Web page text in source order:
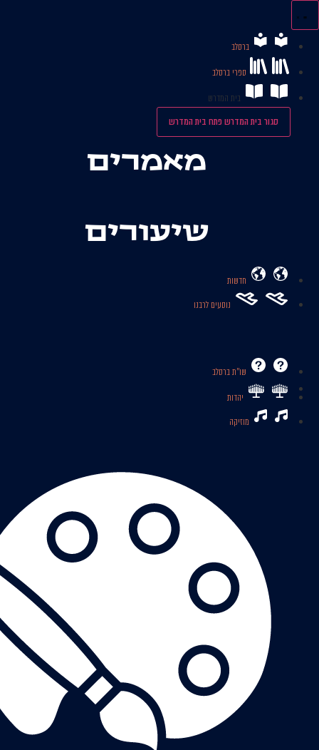
לתוכן
ברסלב
ספרי ברסלב
בית המדרש
סגור בית המדרשפתח בית המדרש
מאמרים
שיעורים
חדשות
נוסעים לרבנו
שו’’ת ברסלב
יהדות
מוזיקה